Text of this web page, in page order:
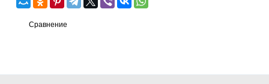
Сравнение